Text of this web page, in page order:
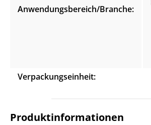
Anwendungsbereich/Branche:
Verpackungseinheit:
Produktinformationen